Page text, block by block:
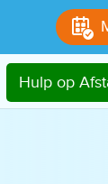
Hulp op